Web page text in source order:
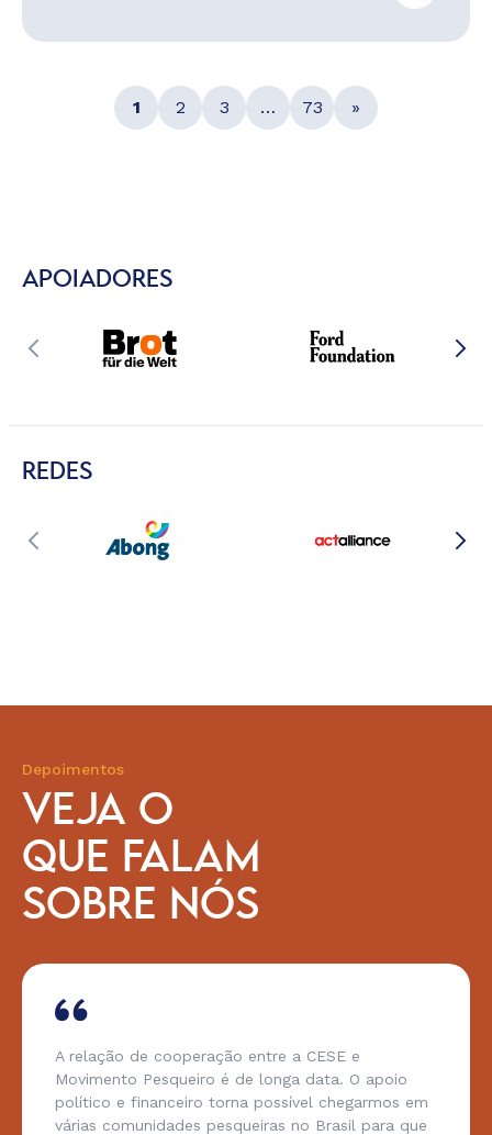
1 2 3 … 73 »
APOIADORES
REDES
Depoimentos
VEJA O
QUE FALAM
SOBRE NÓS
A relação de cooperação entre a CESE e
Movimento Pesqueiro é de longa data. O apoio
político e financeiro torna possível chegarmos em
várias comunidades pesqueiras no Brasil para que